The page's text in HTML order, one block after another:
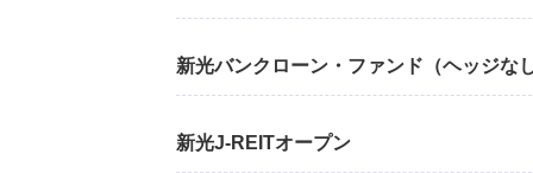
新光バンクローン・ファンド（ヘッジな
新光J-REITオープン